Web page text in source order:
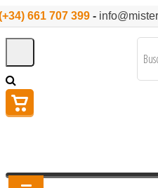
661 707 399 -